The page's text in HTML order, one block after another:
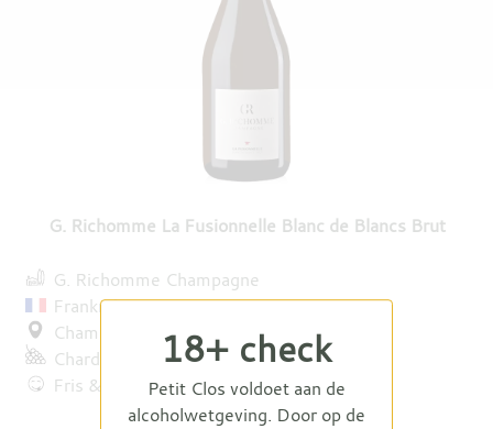
G. Richomme La Fusionnelle Blanc de Blancs Brut
G. Richomme Champagne
Frankrijk
Champagne
Chardonnay
Fris & elegant
€ 42,50
18+ check
Petit Clos voldoet aan de
alcoholwetgeving. Door op de